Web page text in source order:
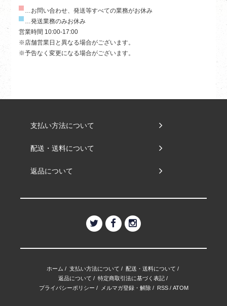
…お問い合わせ、発送等すべての業務がお休み
…発送業務のみお休み
営業時間 10:00-17:00
※店舗営業日と異なる場合がございます。
※予告なく変更になる場合がございます。
支払い方法について
配送・送料について
返品について
ホーム / 支払い方法について / 配送・送料について /
返品について / 特定商取引法に基づく表記/
プライバシーポリシー / メルマガ登録・解除/ RSS/ ATOM